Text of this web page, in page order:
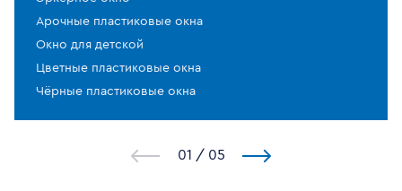
Арочные пластиковые окна
Окно для детской
Цветные пластиковые окна
Чёрные пластиковые окна
1 / 5